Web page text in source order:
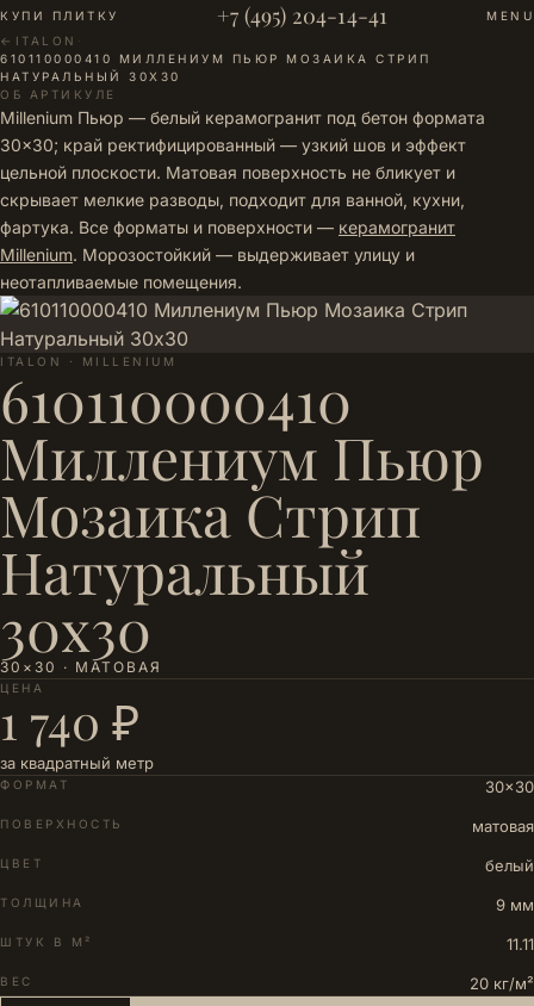
КУПИ ПЛИТКУ +7 (495) 204-14-41
MENU
← ITALON ·
610110000410 МИЛЛЕНИУМ ПЬЮР МОЗАИКА СТРИП
НАТУРАЛЬНЫЙ 30Х30
ОБ АРТИКУЛЕ
Millenium Пьюр — белый керамогранит под бетон формата
30×30; край ректифицированный — узкий шов и эффект
цельной плоскости. Матовая поверхность не бликует и
скрывает мелкие разводы, подходит для ванной, кухни,
фартука. Все форматы и поверхности — керамогранит
Millenium. Морозостойкий — выдерживает улицу и
неотапливаемые помещения.
ITALON · MILLENIUM
610110000410
Миллениум Пьюр
Мозаика Стрип
Натуральный
30х30
30×30 · МАТОВАЯ
ЦЕНА
1 740 ₽
за квадратный метр
ФОРМАТ 30×30
ПОВЕРХНОСТЬ матовая
ЦВЕТ белый
ТОЛЩИНА 9 мм
ШТУК В М² 11.11
ВЕС 20 кг/м²